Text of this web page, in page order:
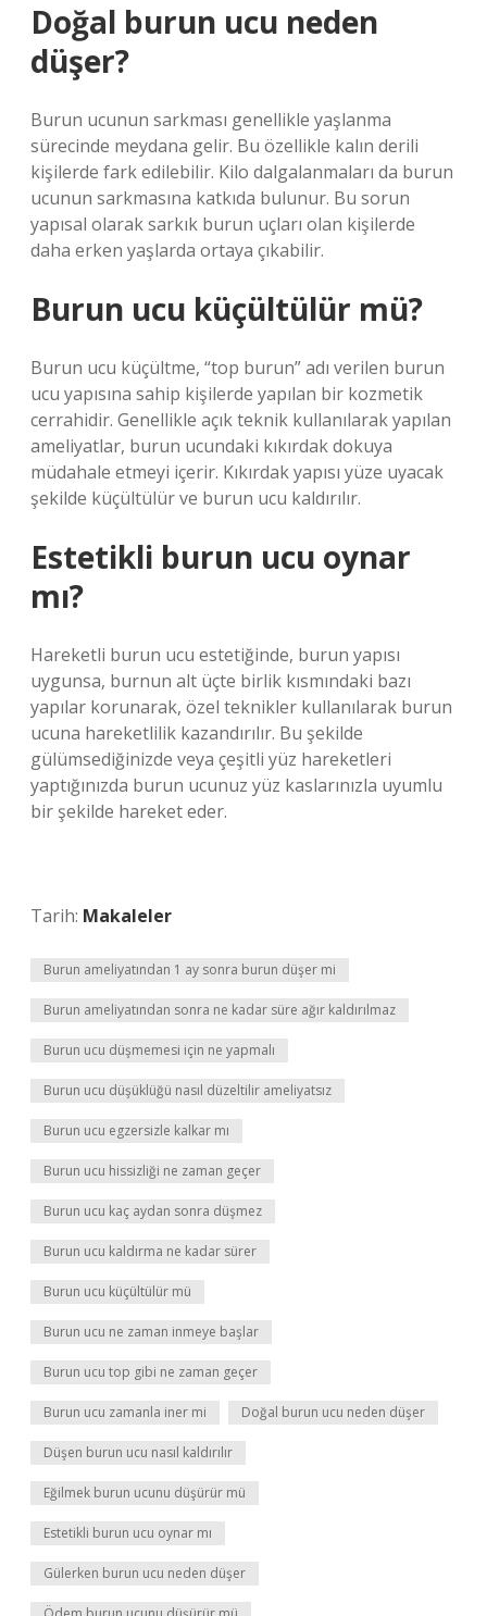
Doğal burun ucu neden
düşer?
Burun ucunun sarkması genellikle yaşlanma
sürecinde meydana gelir. Bu özellikle kalın derili
kişilerde fark edilebilir. Kilo dalgalanmaları da burun
ucunun sarkmasına katkıda bulunur. Bu sorun
yapısal olarak sarkık burun uçları olan kişilerde
daha erken yaşlarda ortaya çıkabilir.
Burun ucu küçültülür mü?
Burun ucu küçültme, “top burun” adı verilen burun
ucu yapısına sahip kişilerde yapılan bir kozmetik
cerrahidir. Genellikle açık teknik kullanılarak yapılan
ameliyatlar, burun ucundaki kıkırdak dokuya
müdahale etmeyi içerir. Kıkırdak yapısı yüze uyacak
şekilde küçültülür ve burun ucu kaldırılır.
Estetikli burun ucu oynar
mı?
Hareketli burun ucu estetiğinde, burun yapısı
uygunsa, burnun alt üçte birlik kısmındaki bazı
yapılar korunarak, özel teknikler kullanılarak burun
ucuna hareketlilik kazandırılır. Bu şekilde
gülümsediğinizde veya çeşitli yüz hareketleri
yaptığınızda burun ucunuz yüz kaslarınızla uyumlu
bir şekilde hareket eder.
Tarih: Makaleler
Burun ameliyatından 1 ay sonra burun düşer mi
Burun ameliyatından sonra ne kadar süre ağır kaldırılmaz
Burun ucu düşmemesi için ne yapmalı
Burun ucu düşüklüğü nasıl düzeltilir ameliyatsız
Burun ucu egzersizle kalkar mı
Burun ucu hissizliği ne zaman geçer
Burun ucu kaç aydan sonra düşmez
Burun ucu kaldırma ne kadar sürer
Burun ucu küçültülür mü
Burun ucu ne zaman inmeye başlar
Burun ucu top gibi ne zaman geçer
Burun ucu zamanla iner mi Doğal burun ucu neden düşer
Düşen burun ucu nasıl kaldırılır
Eğilmek burun ucunu düşürür mü
Estetikli burun ucu oynar mı
Gülerken burun ucu neden düşer